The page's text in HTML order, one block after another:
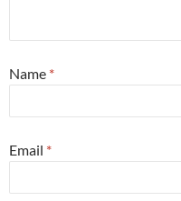
Name *
Email *